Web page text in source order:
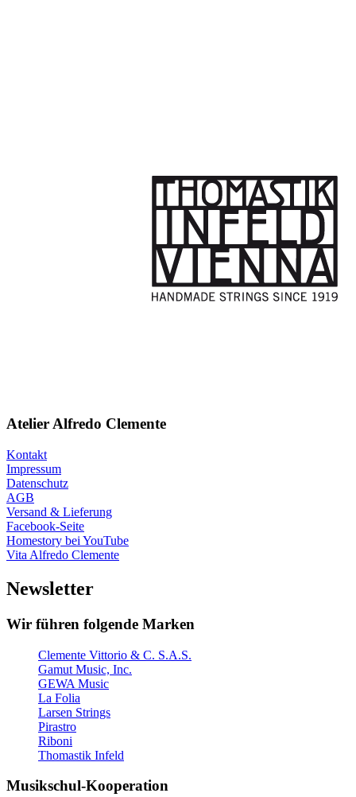
Atelier Alfredo Clemente
Kontakt
Impressum
Datenschutz
AGB
Versand & Lieferung
Facebook-Seite
Homestory bei YouTube
Vita Alfredo Clemente
Newsletter
Wir führen folgende Marken
Clemente Vittorio & C. S.A.S.
Gamut Music, Inc.
GEWA Music
La Folia
Larsen Strings
Pirastro
Riboni
Thomastik Infeld
Musikschul-Kooperation